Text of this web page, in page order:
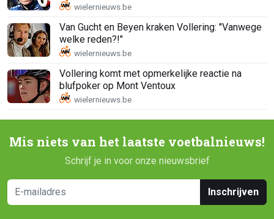
Van Gucht en Beyen kraken Vollering: "Vanwege
welke reden?!"
Vollering komt met opmerkelijke reactie na
blufpoker op Mont Ventoux
Mis niets van het laatste voetbalnieuws!
Schrijf je in voor onze nieuwsbrief
Inschrijven